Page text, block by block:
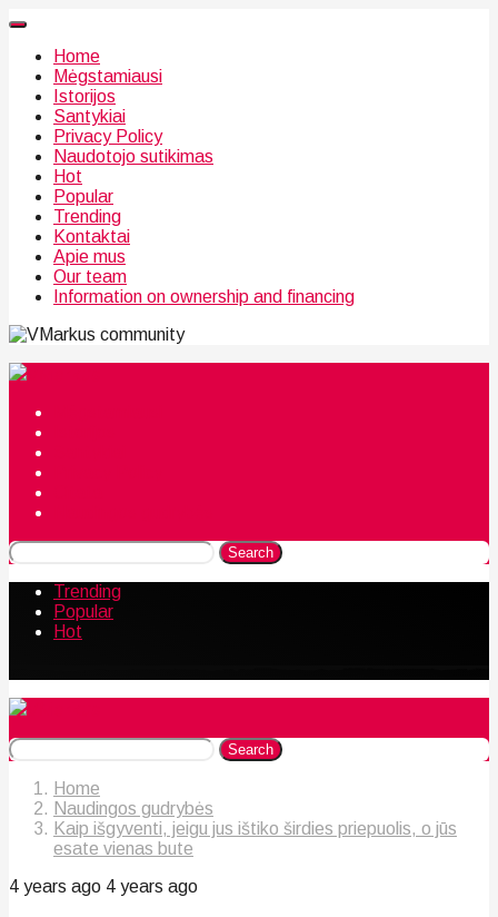
Home
Mėgstamiausi
Istorijos
Santykiai
Privacy Policy
Naudotojo sutikimas
Hot
Popular
Trending
Kontaktai
Apie mus
Our team
Information on ownership and financing
community
Search
Trending
Popular
Hot
Search
Home
Naudingos gudrybės
Kaip išgyventi, jeigu jus ištiko širdies priepuolis, o jūs
esate vienas bute
4 years ago 4 years ago